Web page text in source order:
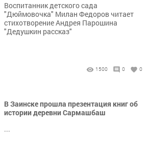
Воспитанник детского сада
"Дюймовочка" Милан Федоров читает
стихотворение Андрея Парошина
"Дедушкин рассказ"
1500 0 0
В Заинске прошла презентация книг об
истории деревни Сармашбаш
...